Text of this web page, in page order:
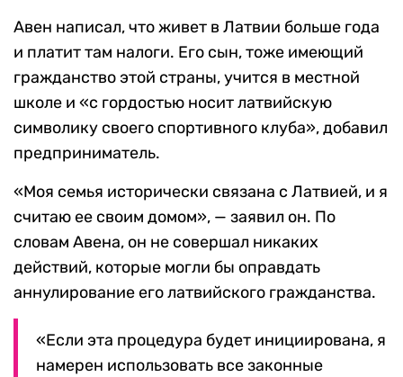
Авен написал, что живет в Латвии больше года
и платит там налоги. Его сын, тоже имеющий
гражданство этой страны, учится в местной
школе и «с гордостью носит латвийскую
символику своего спортивного клуба», добавил
предприниматель.
«Моя семья исторически связана с Латвией, и я
считаю ее своим домом», — заявил он. По
словам Авена, он не совершал никаких
действий, которые могли бы оправдать
аннулирование его латвийского гражданства.
«Если эта процедура будет инициирована, я
намерен использовать все законные